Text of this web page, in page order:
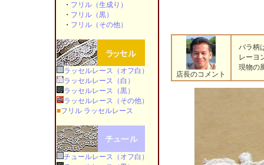
・ フリル（生成り）
・ フリル（黒）
・ フリル（その他）
ラッセルレース（オフ白）
ラッセルレース（白）
ラッセルレース（黒）
ラッセルレース（その他）
■フリル ラッセルレース
チュールレース（オフ白）
店長のコメント
バラ柄
レーヨ
現物の